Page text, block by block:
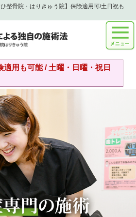
整骨院・はりきゅう院】保険適用可/土日祝も
適用も可能 / 土曜・日曜・祝日